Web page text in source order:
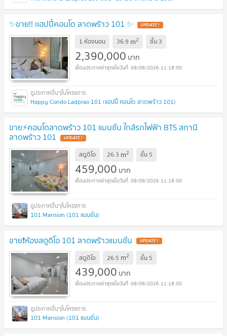
✨ขาย!! เเฮปปี้คอนโด ลาดพร้าว 101 ✨
1 ห้องนอน 36.9 m2 ชั้น 3
2,390,000 บาท
08/08/2026 11:18:00
Happy Condo Ladprao 101 (แฮปปี้ คอนโด ลาดพร้าว 101)
ขาย⚡️คอนโดลาดพร้าว 101 แมนชั่น ใกล้รถไฟฟ้า BTS สถานี
ลาดพร้าว 101
สตูดิโอ 26.3 m2 ชั้น 5
459,000 บาท
08/08/2026 11:18:00
101 Mansion (101 แมนชั่น)
ขาย❗️ห้องสตูดิโอ 101 ลาดพร้าวแมนชั่น
สตูดิโอ 26.5 m2 ชั้น 5
439,000 บาท
08/08/2026 11:18:00
101 Mansion (101 แมนชั่น)